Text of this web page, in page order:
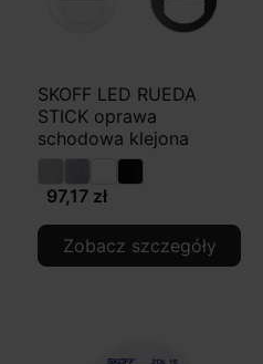
SKOFF LED RUEDA
STICK oprawa
schodowa klejona
97,17 zł
Zobacz szczegóły